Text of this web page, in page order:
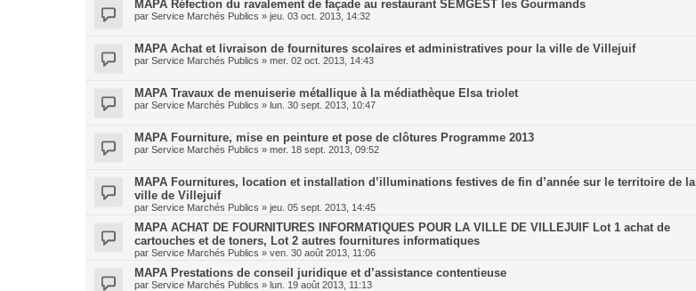
MAPA Réfection du ravalement de façade au restaurant SEMGEST les Gourmands
par Service Marchés Publics » jeu. 03 oct. 2013, 14:32
MAPA Achat et livraison de fournitures scolaires et administratives pour la ville de Villejuif
par Service Marchés Publics » mer. 02 oct. 2013, 14:43
MAPA Travaux de menuiserie métallique à la médiathèque Elsa triolet
par Service Marchés Publics » lun. 30 sept. 2013, 10:47
MAPA Fourniture, mise en peinture et pose de clôtures Programme 2013
par Service Marchés Publics » mer. 18 sept. 2013, 09:52
MAPA Fournitures, location et installation d’illuminations festives de fin d’année sur le territoire de la
ville de Villejuif
par Service Marchés Publics » jeu. 05 sept. 2013, 14:45
MAPA ACHAT DE FOURNITURES INFORMATIQUES POUR LA VILLE DE VILLEJUIF Lot 1 achat de
cartouches et de toners, Lot 2 autres fournitures informatiques
par Service Marchés Publics » ven. 30 août 2013, 11:06
MAPA Prestations de conseil juridique et d’assistance contentieuse
par Service Marchés Publics » lun. 19 août 2013, 11:13